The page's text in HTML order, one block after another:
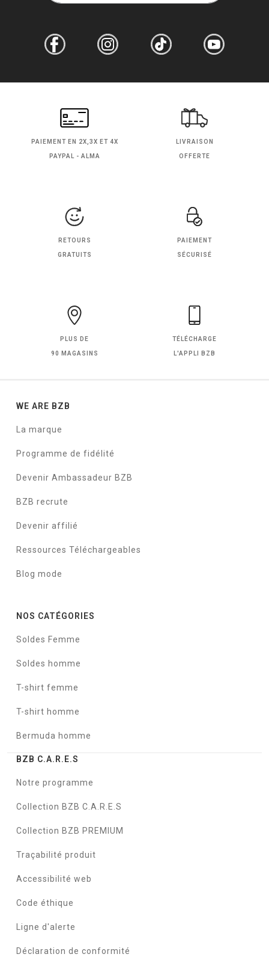
PAIEMENT EN 2X,3X ET 4X
PAYPAL - ALMA
LIVRAISON
OFFERTE
RETOURS
GRATUITS
PAIEMENT
SÉCURISÉ
PLUS DE
90 MAGASINS
TÉLÉCHARGE
L'APPLI BZB
WE ARE BZB
La marque
Programme de fidélité
Devenir Ambassadeur BZB
BZB recrute
Devenir affilié
Ressources Téléchargeables
Blog mode
NOS CATÉGORIES
Soldes Femme
Soldes homme
T-shirt femme
T-shirt homme
Bermuda homme
BZB C.A.R.E.S
Notre programme
Collection BZB C.A.R.E.S
Collection BZB PREMIUM
Traçabilité produit
Accessibilité web
Code éthique
Ligne d'alerte
Déclaration de conformité